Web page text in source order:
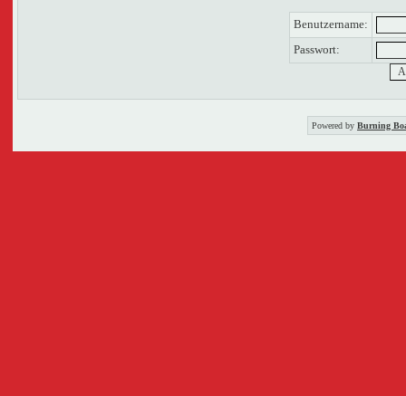
Benutzername:
Passwort:
Powered by Burning